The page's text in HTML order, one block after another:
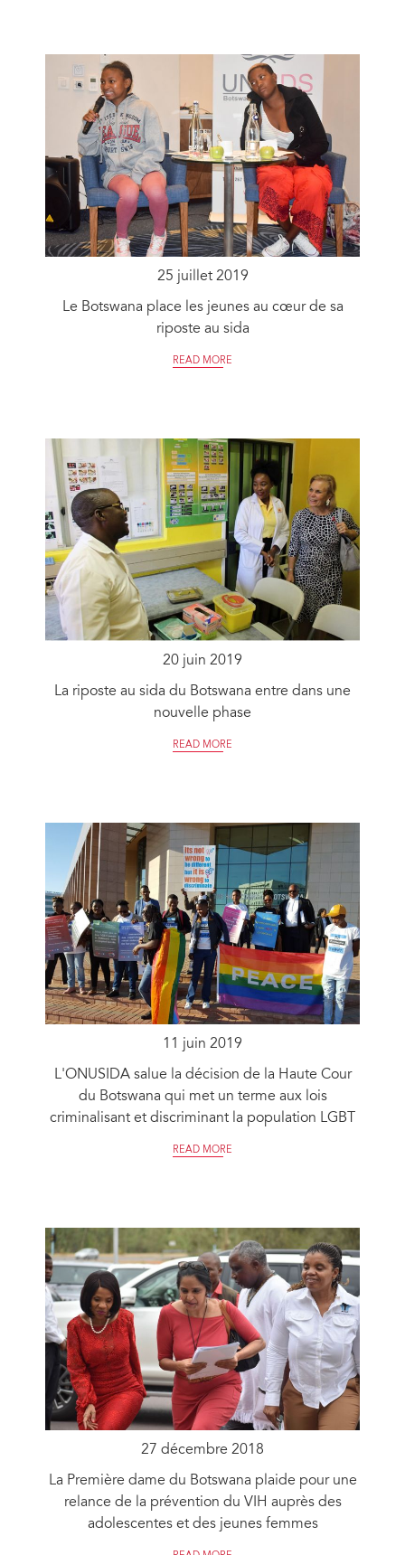
25 juillet 2019
Le Botswana place les jeunes au cœur de sa
riposte au sida
READ MORE
20 juin 2019
La riposte au sida du Botswana entre dans une
nouvelle phase
READ MORE
11 juin 2019
L'ONUSIDA salue la décision de la Haute Cour
du Botswana qui met un terme aux lois
criminalisant et discriminant la population LGBT
READ MORE
27 décembre 2018
La Première dame du Botswana plaide pour une
relance de la prévention du VIH auprès des
adolescentes et des jeunes femmes